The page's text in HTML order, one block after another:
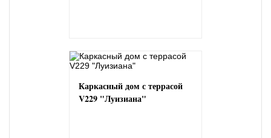
Каркасный дом с террасой
V229 "Луизиана"